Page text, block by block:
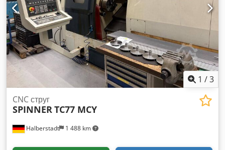
1 /3
Halberstadt 1 488 km
CNC струг
SPINNERTC77 MCY